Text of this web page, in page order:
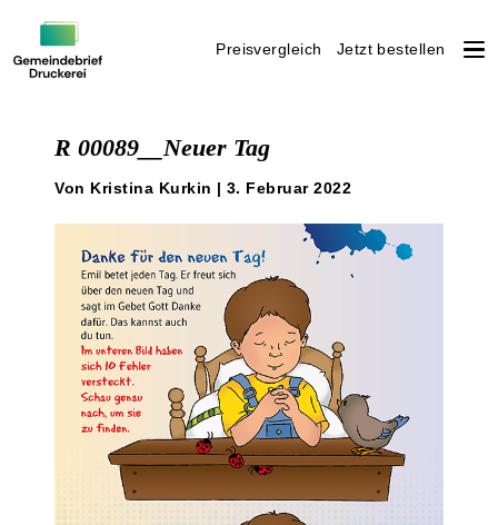
Preisvergleich Jetzt bestellen
R 00089__Neuer Tag
Von Kristina Kurkin | 3. Februar 2022